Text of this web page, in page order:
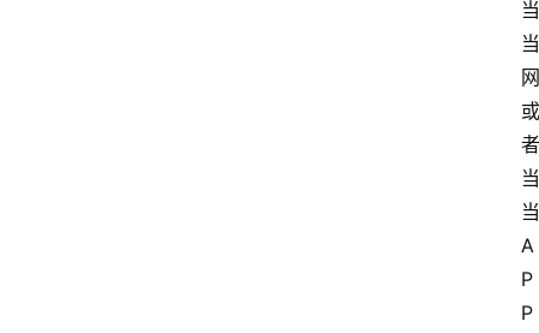
当
当
网
或
者
当
当
A
P
P